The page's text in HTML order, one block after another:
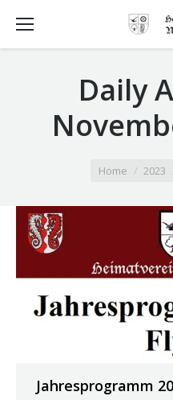
Daily
Home 2023
Jahresprogramm